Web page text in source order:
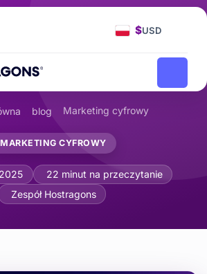
$USD
blog Marketing cyfrowy
MARKETING CYFROWY
korzystać z
22 minut na przeczytanie
Zespół Hostragons